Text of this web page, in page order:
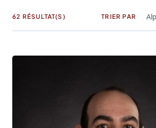
62 RÉSULTAT(S) TRIER PAR